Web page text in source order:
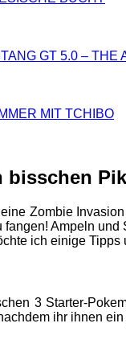
GT 5.0 – THE
MIT TCHIBO
Zombie
Ampeln
ich einige Tipps
3 Starter-
ihr ihnen